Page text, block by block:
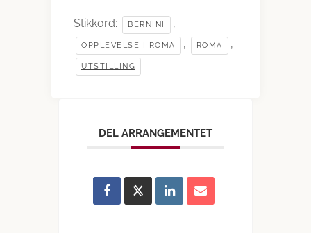
Stikkord: BERNINI ,
OPPLEVELSE I ROMA , ROMA ,
UTSTILLING
DEL ARRANGEMENTET